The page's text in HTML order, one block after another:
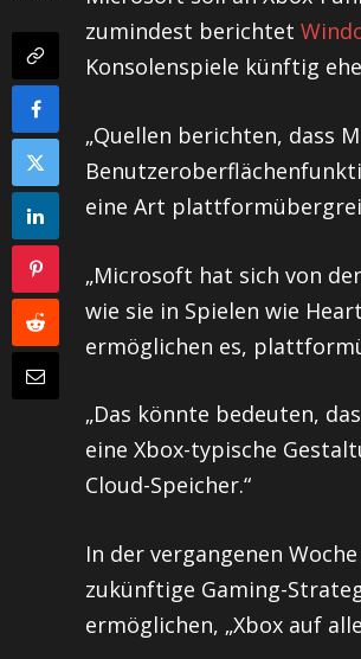
zumindest berichtet
Konsolenspiele künftig
„Quellen berichten, dass
eine Art
„Microsoft hat sich von
wie sie in Spielen wie
ermöglichen es,
„Das könnte bedeuten,
eine Xbox-typische
Cloud-Speicher.“
In der vergangenen
zukünftige Gaming-
ermöglichen, „Xbox auf